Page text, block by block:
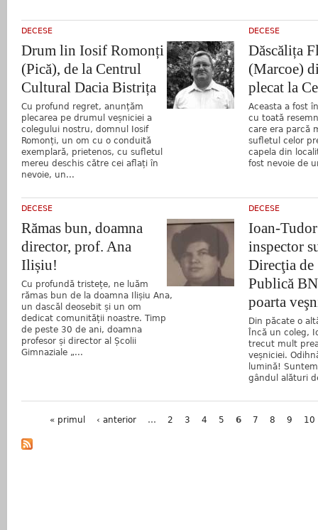
DECESE
Drum lin Iosif Romonți
(Pică), de la Centrul
Cultural Dacia Bistrița
Cu profund regret, anunțăm
plecarea pe drumul veșniciei a
colegului nostru, domnul Iosif
Romonți, un om cu o conduită
exemplară, prietenos, cu sufletul
mereu deschis către cei aflați în
nevoie, un...
DECESE
Dăscălița
(Marcoe)
plecat la
Aceasta a fost
cu toată
care era parcă
sufletul celor
capela din
fost nevoie de
DECESE
Rămas bun, doamna
director, prof. Ana
Ilișiu!
Cu profundă tristețe, ne luăm
rămas bun de la doamna Ilișiu Ana,
un dascăl deosebit și un om
dedicat comunității noastre. Timp
de peste 30 de ani, doamna
profesor și director al Școlii
Gimnaziale „...
DECESE
Ioan-
inspector
Direcţia de
Publică
poarta
Din păcate o
Încă un coleg,
trecut mult
veșniciei.
lumină!
gândul alături
Pagini« primul ‹ anterior … 2 3 4 5 6 7 8 9 10